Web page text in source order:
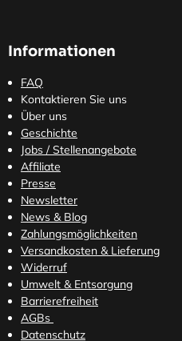
Informationen
FAQ
Kontaktieren Sie uns
Über uns
Geschichte
Jobs / Stellenangebote
Affiliate
Presse
Newsletter
News & Blog
Zahlungsmöglichkeiten
Versandkosten & Lieferung
Widerruf
Umwelt & Entsorgung
Barrierefreiheit
AGBs
Datenschutz